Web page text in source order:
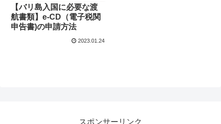
【バリ島入国に必要な渡
航書類】e-CD（電子税関
申告書)の申請方法
2023.01.24
スポンサーリンク